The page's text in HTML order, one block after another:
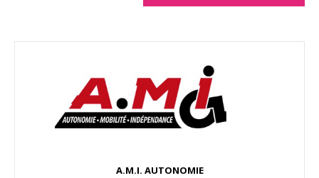
A.M.I. AUTONOMIE